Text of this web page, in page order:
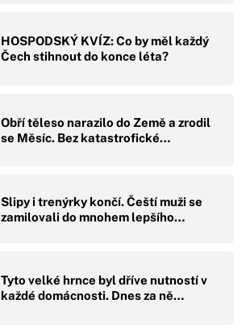
HOSPODSKÝ KVÍZ: Co by měl každý
Čech stihnout do konce léta?
Obří těleso narazilo do Země a zrodil
se Měsíc. Bez katastrofické…
Slipy i trenýrky končí. Čeští muži se
zamilovali do mnohem lepšího…
Tyto velké hrnce byl dříve nutností v
každé domácnosti. Dnes za ně…